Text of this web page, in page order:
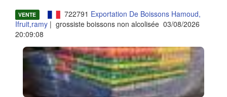
VENTE 722791 Exportation De Boissons Hamoud,
Ifruit,ramy | grossiste boissons non alcolisée 03/08/2026
20:09:08